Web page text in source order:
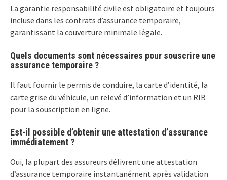
La garantie responsabilité civile est obligatoire et toujours
incluse dans les contrats d’assurance temporaire,
garantissant la couverture minimale légale.
Quels documents sont nécessaires pour souscrire une
assurance temporaire ?
Il faut fournir le permis de conduire, la carte d’identité, la
carte grise du véhicule, un relevé d’information et un RIB
pour la souscription en ligne.
Est-il possible d’obtenir une attestation d’assurance
immédiatement ?
Oui, la plupart des assureurs délivrent une attestation
d’assurance temporaire instantanément après validation